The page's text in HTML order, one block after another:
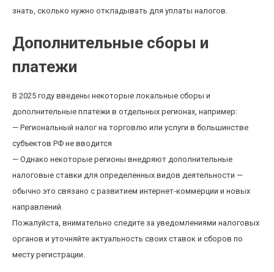
знать, сколько нужно откладывать для уплаты налогов.
Дополнительные сборы и
платежи
В 2025 году введены некоторые локальные сборы и
дополнительные платежи в отдельных регионах, например:
— Региональный налог на торговлю или услуги в большинстве
субъектов РФ не вводится
— Однако некоторые регионы внедряют дополнительные
налоговые ставки для определенных видов деятельности —
обычно это связано с развитием интернет-коммерции и новых
направлений.
Пожалуйста, внимательно следите за уведомлениями налоговых
органов и уточняйте актуальность своих ставок и сборов по
месту регистрации.